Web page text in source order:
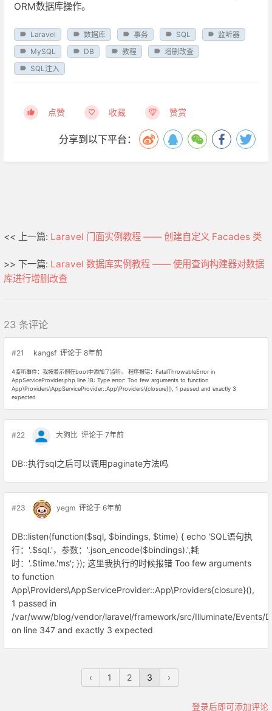
ORM数据库操作。
Laravel 数据库 事务 SQL
监听器
MySQL
DB 教程
增删改查
SQL注入
点赞 收藏 赞赏
分享到以下平台：
<< 上一篇: Laravel 门面实例教程 —— 创建自定义 Facades 类
>> 下一篇: Laravel 数据库实例教程 —— 使用查询构建器对数据
库进行增删改查
23 条评论
#21 kangsf 评论于 8年前
4监听事件：我按着示例在boot中添加了监听。 程序报错：FatalThrowableError in
AppServiceProvider.php line 18: Type error: Too few arguments to function
App\Providers\AppServiceProvider::App\Providers\{closure}(), 1 passed and exactly 3
expected
#22 大狗比 评论于 7年前
DB::执行sql之后可以调用paginate方法吗
#23 yegm 评论于 6年前
DB::listen(function($sql, $bindings, $time) { echo 'SQL语句执
行：'.$sql.'，参数：'.json_encode($bindings).',耗
时：'.$time.'ms'; }); 这里我执行的时候报错 Too few arguments
to function
App\Providers\AppServiceProvider::App\Providers{closure}(),
1 passed in
/var/www/blog/vendor/laravel/framework/src/Illuminate/Events/
on line 347 and exactly 3 expected
‹ 1 2 3 ›
登录后即可添加评论